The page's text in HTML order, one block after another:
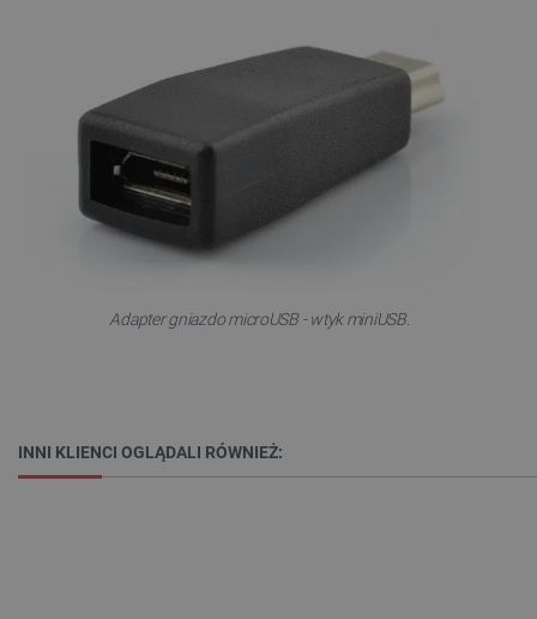
Adapter gniazdo microUSB - wtyk miniUSB.
INNI KLIENCI OGLĄDALI RÓWNIEŻ: